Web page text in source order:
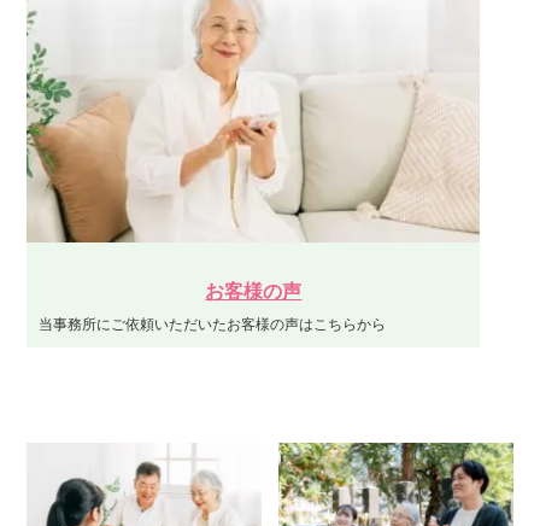
お客様の声
当事務所にご依頼いただいたお客様の声はこちらから